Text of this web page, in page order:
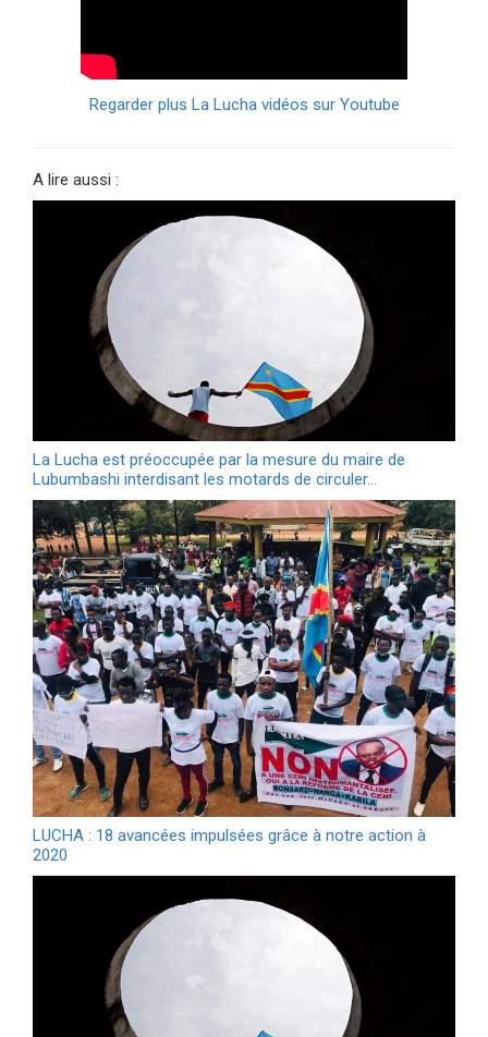
Regarder plus La Lucha vidéos sur Youtube
A lire aussi :
La Lucha est préoccupée par la mesure du maire de
Lubumbashi interdisant les motards de circuler…
LUCHA : 18 avancées impulsées grâce à notre action à
2020